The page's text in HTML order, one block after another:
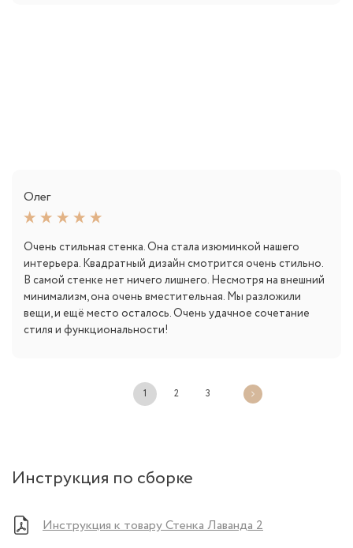
Олег
Очень стильная стенка. Она стала изюминкой нашего
интерьера. Квадратный дизайн смотрится очень стильно.
В самой стенке нет ничего лишнего. Несмотря на внешний
минимализм, она очень вместительная. Мы разложили
вещи, и ещё место осталось. Очень удачное сочетание
стиля и функциональности!
1 2 3
Инструкция по сборке
Инструкция к товару Стенка Лаванда 2